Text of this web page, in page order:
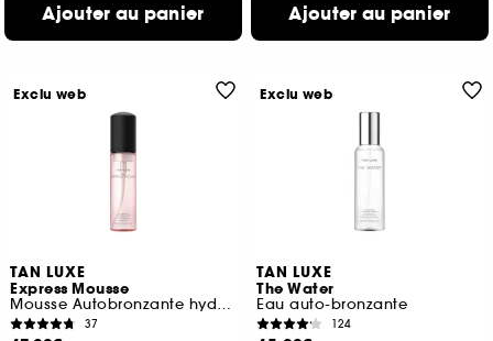
Ajouter au panier Ajouter au panier
TAN LUXE
Express Mousse
Mousse Autobronzante hydratante
37
Exclu web
TAN LUXE
The Water
Eau auto-bronzante
124
Exclu web